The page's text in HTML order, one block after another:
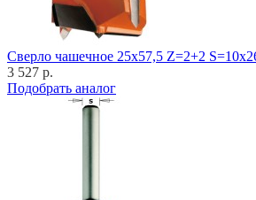
Cверло чашечное 25x57,5 Z=2+2
3 527 р.
Подобрать аналог